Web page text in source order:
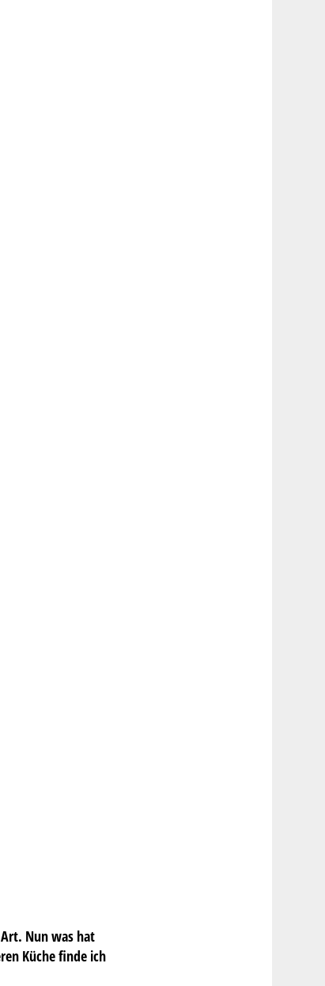
Nun was hat
Küche finde ich